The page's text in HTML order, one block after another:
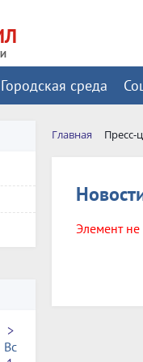
Городская среда
>
Вс
Главная Пресс-
Элемент